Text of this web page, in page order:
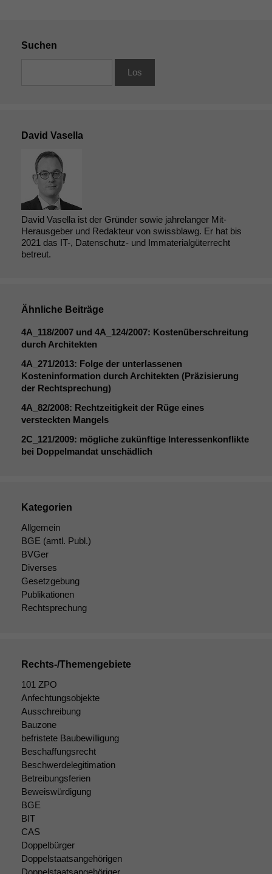
Suchen
David Vasella
David Vasella ist der Gründer sowie jahrelanger Mit-
Herausgeber und Redakteur von swissblawg. Er hat bis
2021 das IT-, Datenschutz- und Immaterialgüterrecht
betreut.
Ähnliche Beiträge
4A_118/2007 und 4A_124/2007: Kostenüberschreitung
durch Architekten
4A_271/2013: Folge der unterlassenen
Kosteninformation durch Architekten (Präzisierung
der Rechtsprechung)
4A_82/2008: Rechtzeitigkeit der Rüge eines
versteckten Mangels
2C_121/2009: mögliche zukünftige Interessenkonflikte
bei Doppelmandat unschädlich
Kategorien
Allgemein
BGE (amtl. Publ.)
BVGer
Diverses
Gesetzgebung
Publikationen
Rechtsprechung
Rechts-/Themengebiete
101 ZPO
Anfechtungsobjekte
Ausschreibung
Bauzone
befristete Baubewilligung
Beschaffungsrecht
Beschwerdelegitimation
Betreibungsferien
Beweiswürdigung
BGE
BIT
CAS
Doppelbürger
Doppelstaatsangehörigen
Doppelstaatsangehöriger